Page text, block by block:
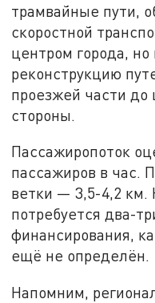
трамвайные пути,
скоростной
центром города, но
реконструкцию
проезжей части до
стороны.
Пассажиропоток
пассажиров в час.
ветки — 3,5-4,2 км.
потребуется два-
финансирования,
ещё не определён.
Напомним,